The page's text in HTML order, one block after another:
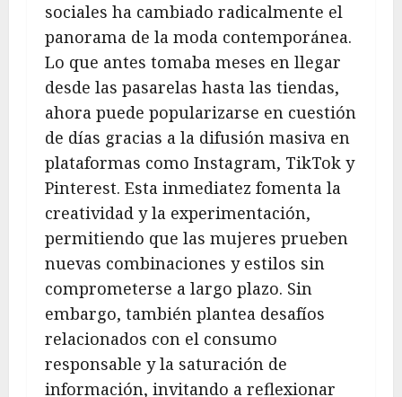
sociales ha cambiado radicalmente el
panorama de la moda contemporánea.
Lo que antes tomaba meses en llegar
desde las pasarelas hasta las tiendas,
ahora puede popularizarse en cuestión
de días gracias a la difusión masiva en
plataformas como Instagram, TikTok y
Pinterest. Esta inmediatez fomenta la
creatividad y la experimentación,
permitiendo que las mujeres prueben
nuevas combinaciones y estilos sin
comprometerse a largo plazo. Sin
embargo, también plantea desafíos
relacionados con el consumo
responsable y la saturación de
información, invitando a reflexionar